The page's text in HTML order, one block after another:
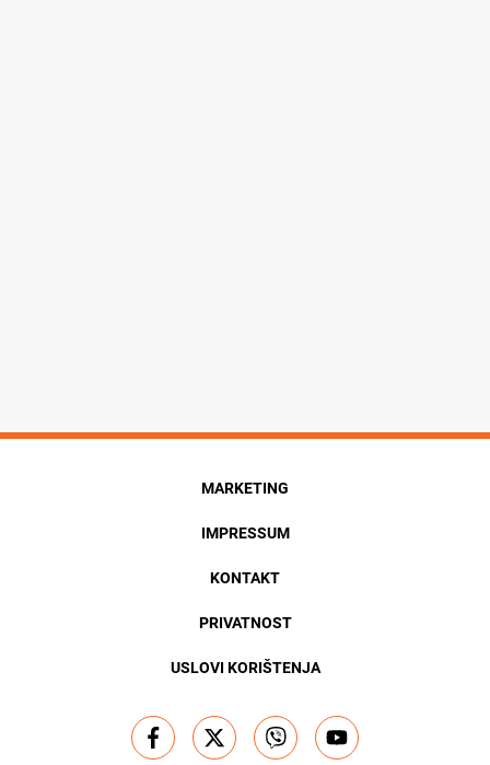
MARKETING
IMPRESSUM
KONTAKT
PRIVATNOST
USLOVI KORIŠTENJA